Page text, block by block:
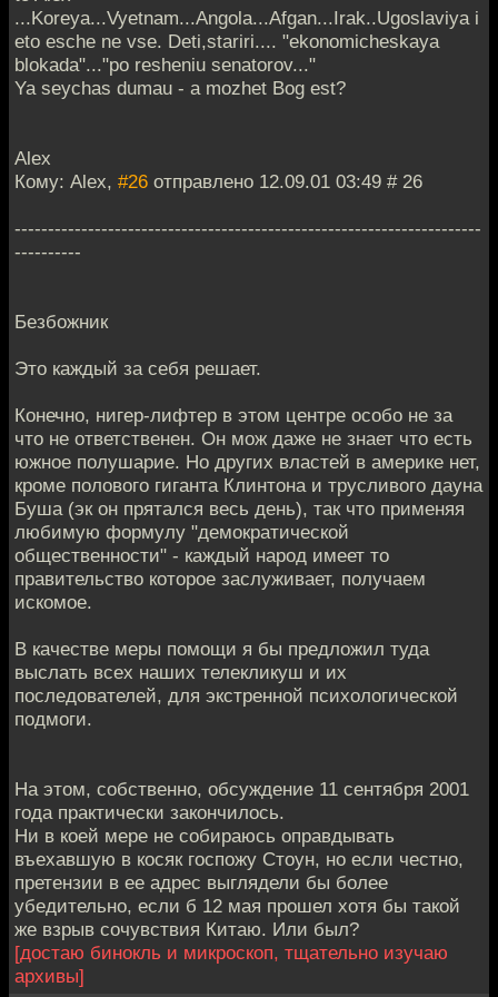
...Koreya...Vyetnam...Angola...Afgan...Irak..Ugoslaviya i
eto esche ne vse. Deti,stariri.... "ekonomicheskaya
blokada"..."po resheniu senatorov..."
Ya seychas dumau - a mozhet Bog est?
Alex
Кому: Alex, #26 отправлено 12.09.01 03:49 # 26
----------------------------------------------------------------------
----------
Безбожник
Это каждый за себя решает.
Конечно, нигер-лифтер в этом центре особо не за
что не ответственен. Он мож даже не знает что есть
южное полушарие. Но других властей в америке нет,
кроме полового гиганта Клинтона и трусливого дауна
Буша (эк он прятался весь день), так что применяя
любимую формулу "демократической
общественности" - каждый народ имеет то
правительство которое заслуживает, получаем
искомое.
В качестве меры помощи я бы предложил туда
выслать всех наших телекликуш и их
последователей, для экстренной психологической
подмоги.
На этом, собственно, обсуждение 11 сентября 2001
года практически закончилось.
Ни в коей мере не собираюсь оправдывать
въехавшую в косяк госпожу Стоун, но если честно,
претензии в ее адрес выглядели бы более
убедительно, если б 12 мая прошел хотя бы такой
же взрыв сочувствия Китаю. Или был?
[достаю бинокль и микроскоп, тщательно изучаю
архивы]